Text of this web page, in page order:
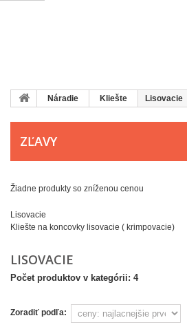
Náradie Kliešte Lisovacie
ZĽAVY
Žiadne produkty so zníženou cenou
Lisovacie
Kliešte na koncovky lisovacie ( krimpovacie)
LISOVACIE
Počet produktov v kategórii: 4
Zoradiť podľa: